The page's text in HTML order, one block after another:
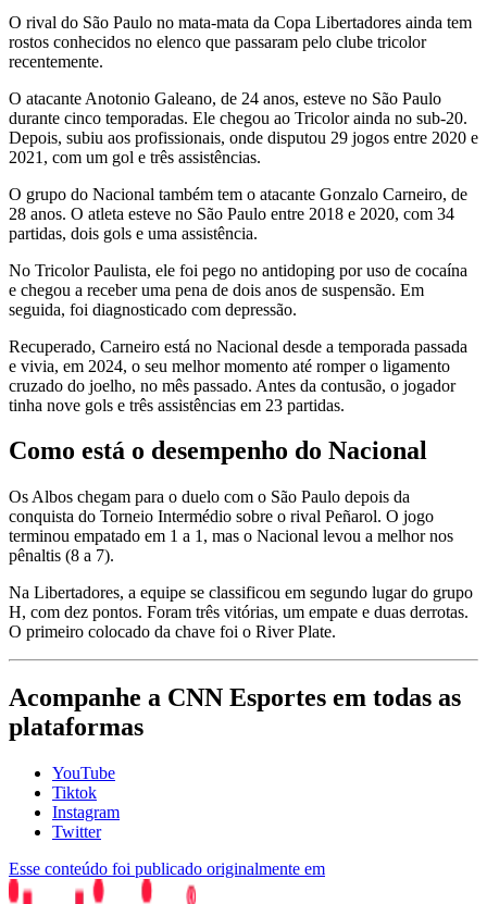
O rival do São Paulo no mata-mata da Copa Libertadores ainda tem
rostos conhecidos no elenco que passaram pelo clube tricolor
recentemente.
O atacante Anotonio Galeano, de 24 anos, esteve no São Paulo
durante cinco temporadas. Ele chegou ao Tricolor ainda no sub-20.
Depois, subiu aos profissionais, onde disputou 29 jogos entre 2020 e
2021, com um gol e três assistências.
O grupo do Nacional também tem o atacante Gonzalo Carneiro, de
28 anos. O atleta esteve no São Paulo entre 2018 e 2020, com 34
partidas, dois gols e uma assistência.
No Tricolor Paulista, ele foi pego no antidoping por uso de cocaína
e chegou a receber uma pena de dois anos de suspensão. Em
seguida, foi diagnosticado com depressão.
Recuperado, Carneiro está no Nacional desde a temporada passada
e vivia, em 2024, o seu melhor momento até romper o ligamento
cruzado do joelho, no mês passado. Antes da contusão, o jogador
tinha nove gols e três assistências em 23 partidas.
Como está o desempenho do Nacional
Os Albos chegam para o duelo com o São Paulo depois da
conquista do Torneio Intermédio sobre o rival Peñarol. O jogo
terminou empatado em 1 a 1, mas o Nacional levou a melhor nos
pênaltis (8 a 7).
Na Libertadores, a equipe se classificou em segundo lugar do grupo
H, com dez pontos. Foram três vitórias, um empate e duas derrotas.
O primeiro colocado da chave foi o River Plate.
Acompanhe a CNN Esportes em todas as
plataformas
YouTube
Tiktok
Instagram
Twitter
Esse conteúdo foi publicado originalmente em